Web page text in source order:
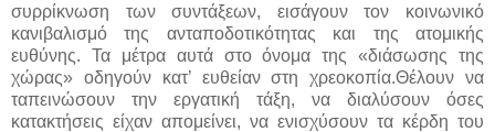
συρρίκνωση των συντάξεων, εισάγουν τον κοινωνικό
κανιβαλισμό της ανταποδοτικότητας και της ατομικής
ευθύνης. Τα μέτρα αυτά στο όνομα της «διάσωσης της
χώρας» οδηγούν κατ’ ευθείαν στη χρεοκοπία.Θέλουν να
ταπεινώσουν την εργατική τάξη, να διαλύσουν όσες
κατακτήσεις είχαν απομείνει, να ενισχύσουν τα κέρδη του